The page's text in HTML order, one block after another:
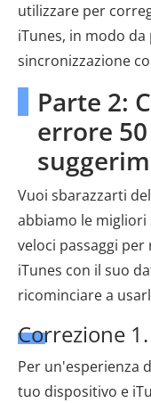
utilizzare per
iTunes, in modo
sincronizzazione
Parte 2:
errore
Vuoi sbarazzarti
abbiamo le migliori
veloci passaggi
iTunes con il suo
ricominciare a
Correzione
Per un'esperienza
tuo dispositivo e